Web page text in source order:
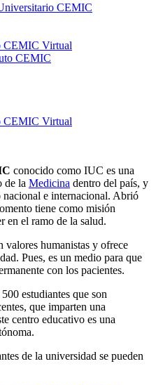
CEMIC
CEMIC Virtual
CEMIC
CEMIC Virtual
conocido como IUC es una
de la Medicina dentro del país, y
e internacional. Abrió
tiene como misión
en el ramo de la salud.
valores humanistas y ofrece
Pues, es un medio para que
con los pacientes.
estudiantes que son
que imparten una
centro educativo es una
de la universidad se pueden